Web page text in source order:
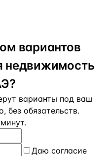
вариантов
недвижимость
варианты под ваш
без обязательств.
Даю согласие